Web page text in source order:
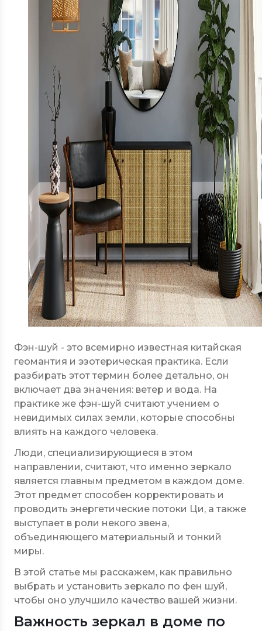
Фэн-шуй - это всемирно известная китайская
геомантия и эзотерическая практика. Если
разбирать этот термин более детально, он
включает два значения: ветер и вода. На
практике же фэн-шуй считают учением о
невидимых силах земли, которые способны
влиять на каждого человека.
Люди, специализирующиеся в этом
направлении, считают, что именно зеркало
является главным предметом в каждом доме.
Этот предмет способен корректировать и
проводить энергетические потоки Ци, а также
выступает в роли некого звена,
объединяющего материальный и тонкий
миры.
В этой статье мы расскажем, как правильно
выбрать и установить зеркало по фен шуй,
чтобы оно улучшило качество вашей жизни.
Важность зеркал в доме по